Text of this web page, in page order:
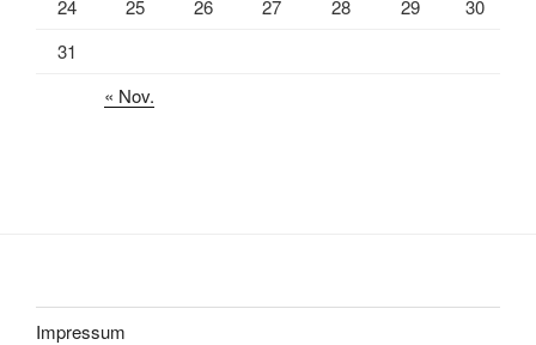
24
25 26 27 28 29
30
31
« Nov.
Impressum